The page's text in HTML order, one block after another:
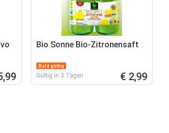
Bio Sonne Bio-Zitronensaft
Bald gültig
Gültig in 3 Tagen € 2,99